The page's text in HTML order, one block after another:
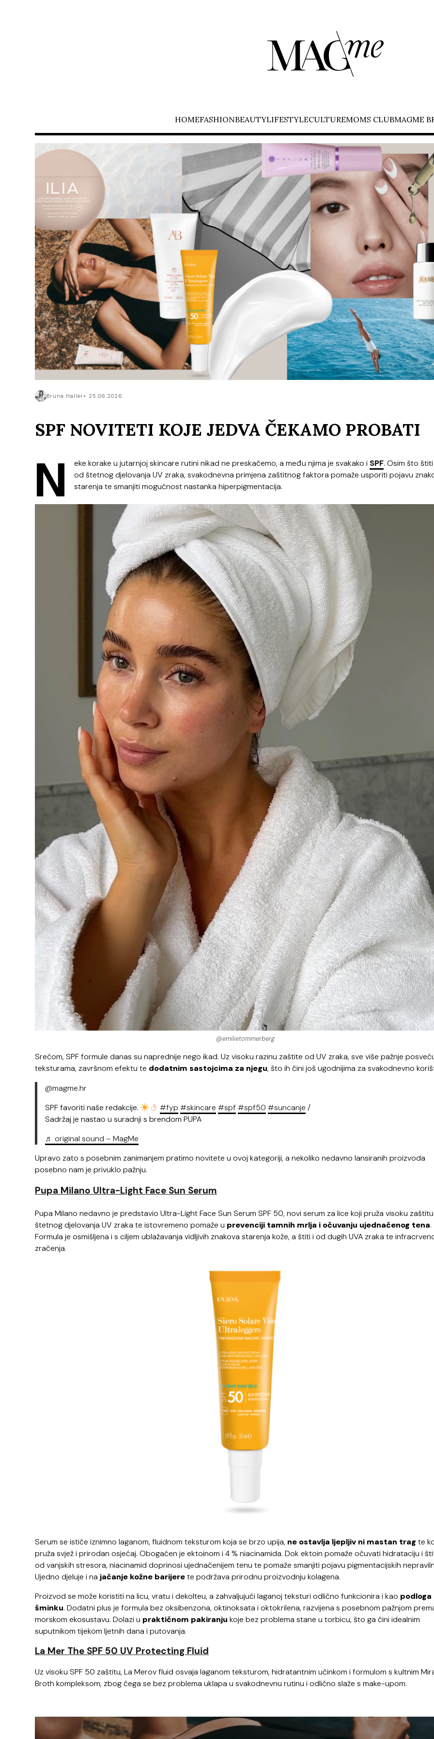
HOMEFASHIONBEAUTYLIFESTYLECULTUREMOMS CLUBMAGME
Bruna Haller 25.06.2026.
SPF NOVITETI KOJE JEDVA ČEKAMO PROBATI
N eke korake u jutarnjoj skincare rutini nikad ne preskačemo, a među njima je svakako i SPF. Osim što
od štetnog djelovanja UV zraka, svakodnevna primjena zaštitnog faktora pomaže usporiti pojavu
starenja te smanjiti mogućnost nastanka hiperpigmentacija.
@emilietommerberg
Srećom, SPF formule danas su naprednije nego ikad. Uz visoku razinu zaštite od UV zraka, sve više pažnje
teksturama, završnom efektu te dodatnim sastojcima za njegu, što ih čini još ugodnijima za svakodnevno
@magme.hr
SPF favoriti naše redakcije.
#fyp #skincare #spf #spf50 #suncanje /
Sadržaj je nastao u suradnji s brendom PUPA
♬ original sound – MagMe
Upravo zato s posebnim zanimanjem pratimo novitete u ovoj kategoriji, a nekoliko nedavno lansiranih proizvoda
posebno nam je privuklo pažnju.
Pupa Milano Ultra-Light Face Sun Serum
Pupa Milano nedavno je predstavio Ultra-Light Face Sun Serum SPF 50, novi serum za lice koji pruža visoku
štetnog djelovanja UV zraka te istovremeno pomaže u prevenciji tamnih mrlja i očuvanju ujednačenog tena.
Formula je osmišljena i s ciljem ublažavanja vidljivih znakova starenja kože, a štiti i od dugih UVA zraka te
zračenja.
Serum se ističe iznimno laganom, fluidnom teksturom koja se brzo upija, ne ostavlja ljepljiv ni mastan trag te
pruža svjež i prirodan osjećaj. Obogaćen je ektoinom i 4 % niacinamida. Dok ektoin pomaže očuvati hidrataciju i
od vanjskih stresora, niacinamid doprinosi ujednačenijem tenu te pomaže smanjiti pojavu pigmentacijskih
Ujedno djeluje i na jačanje kožne barijerete podržava prirodnu proizvodnju kolagena.
Proizvod se može koristiti na licu, vratu i dekolteu, a zahvaljujući laganoj teksturi odlično funkcionira i kao podloga
šminku. Dodatni plus je formula bez oksibenzona, oktinoksata i oktokrilena, razvijena s posebnom pažnjom
morskom ekosustavu. Dolazi u praktičnom pakiranju koje bez problema stane u torbicu, što ga čini idealnim
suputnikom tijekom ljetnih dana i putovanja.
La Mer The SPF 50 UV Protecting Fluid
Uz visoku SPF 50 zaštitu, La Merov fluid osvaja laganom teksturom, hidratantnim učinkom i formulom s kultnim
Broth kompleksom, zbog čega se bez problema uklapa u svakodnevnu rutinu i odlično slaže s make-upom.